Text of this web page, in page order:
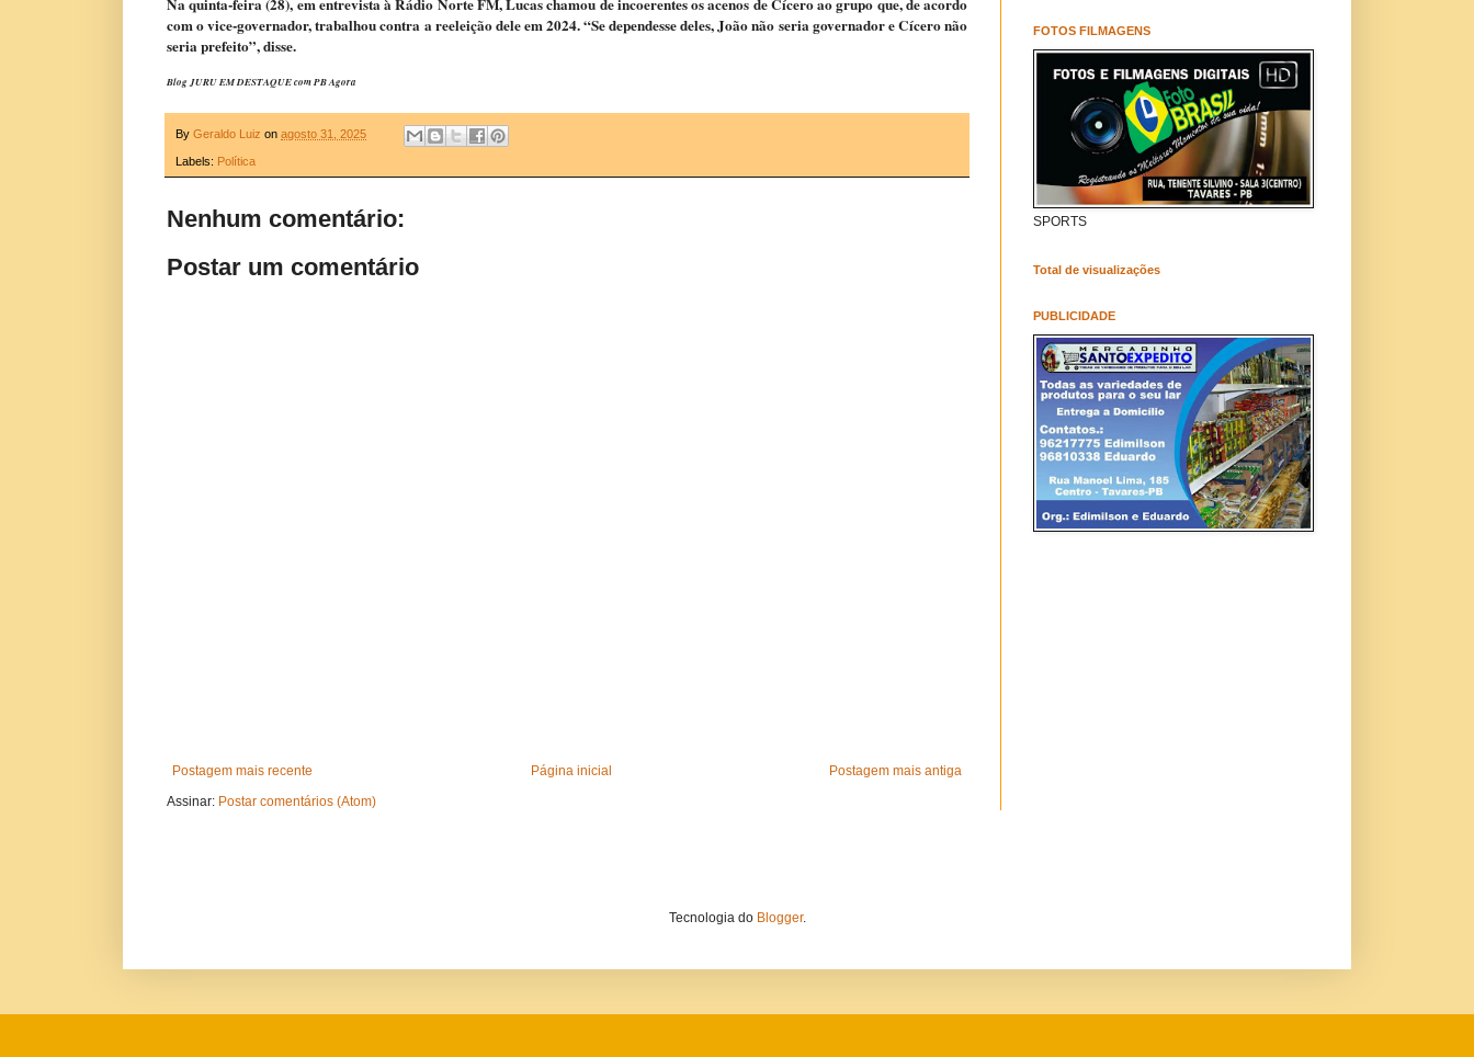
Na quinta-feira (28), em entrevista à Rádio Norte FM, Lucas chamou de incoerentes os acenos de Cícero ao grupo que, de acordo
com o vice-governador, trabalhou contra a reeleição dele em 2024. “Se dependesse deles, João não seria governador e Cícero não
seria prefeito”, disse.
Blog JURU EM DESTAQUE com PB Agora
By Geraldo Luiz on agosto 31, 2025
Labels: Política
Nenhum comentário:
Postar um comentário
Postagem mais recente Postagem mais antiga
Página inicial
Assinar: Postar comentários (Atom)
FOTOS FILMAGENS
SPORTS
Total de visualizações
PUBLICIDADE
Tecnologia do Blogger.